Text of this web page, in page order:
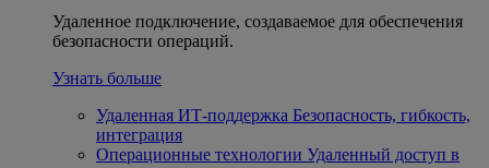
Удаленное подключение, создаваемое для обеспечения
безопасности операций.
Узнать больше
Удаленная ИТ-поддержка Безопасность, гибкость,
интеграция
Операционные технологии Удаленный доступ в